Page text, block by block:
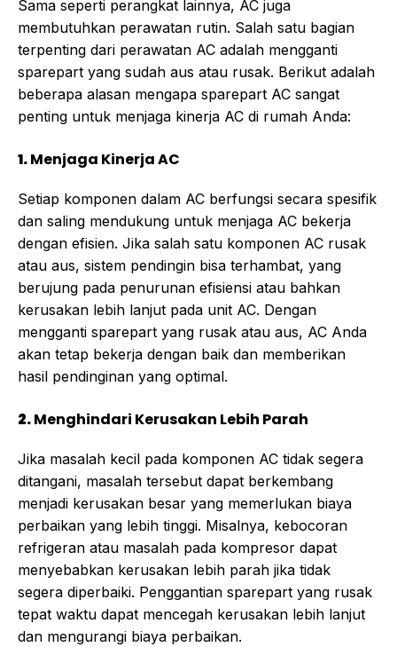
Sama seperti perangkat lainnya, AC juga
membutuhkan perawatan rutin. Salah satu bagian
terpenting dari perawatan AC adalah mengganti
sparepart yang sudah aus atau rusak. Berikut adalah
beberapa alasan mengapa sparepart AC sangat
penting untuk menjaga kinerja AC di rumah Anda:
1.Menjaga Kinerja AC
Setiap komponen dalam AC berfungsi secara spesifik
dan saling mendukung untuk menjaga AC bekerja
dengan efisien. Jika salah satu komponen AC rusak
atau aus, sistem pendingin bisa terhambat, yang
berujung pada penurunan efisiensi atau bahkan
kerusakan lebih lanjut pada unit AC. Dengan
mengganti sparepart yang rusak atau aus, AC Anda
akan tetap bekerja dengan baik dan memberikan
hasil pendinginan yang optimal.
2.Menghindari Kerusakan Lebih Parah
Jika masalah kecil pada komponen AC tidak segera
ditangani, masalah tersebut dapat berkembang
menjadi kerusakan besar yang memerlukan biaya
perbaikan yang lebih tinggi. Misalnya, kebocoran
refrigeran atau masalah pada kompresor dapat
menyebabkan kerusakan lebih parah jika tidak
segera diperbaiki. Penggantian sparepart yang rusak
tepat waktu dapat mencegah kerusakan lebih lanjut
dan mengurangi biaya perbaikan.